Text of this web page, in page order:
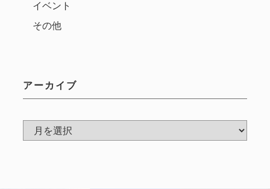
イベント
その他
アーカイブ
ア